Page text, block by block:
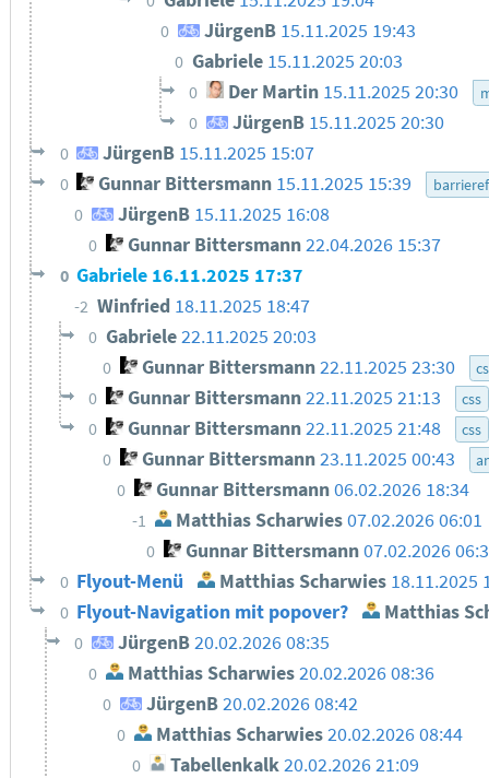
0 JürgenB 15.11.2025 19:43
0 Gabriele 15.11.2025 20:03
0 Der Martin 15.11.2025 20:30
0 JürgenB 15.11.2025 20:30
0 JürgenB 15.11.2025 15:07
0 Gunnar Bittersmann 15.11.2025 15:39
0 JürgenB 15.11.2025 16:08
0 Gunnar Bittersmann22.04.2026 15:37
0 Gabriele 16.11.2025 17:37
-2 Winfried 18.11.2025 18:47
0 Gabriele22.11.2025 20:03
0 Gunnar Bittersmann22.11.2025 23:30
0 Gunnar Bittersmann22.11.2025 21:13 css
0 Gunnar Bittersmann22.11.2025 21:48 css
0 Gunnar Bittersmann23.11.2025 00:43
0 Gunnar Bittersmann06.02.2026 18:34
-1 Matthias Scharwies07.02.2026 06:01
0 Gunnar Bittersmann 07.02.2026
0 Flyout-Menü Matthias Scharwies 18.11.2025
0 Flyout-Navigation mit popover? Matthias
0 JürgenB20.02.2026 08:35
0 Matthias Scharwies20.02.2026 08:36
0 JürgenB20.02.2026 08:42
0 Matthias Scharwies20.02.2026 08:44
0 Tabellenkalk20.02.2026 21:09